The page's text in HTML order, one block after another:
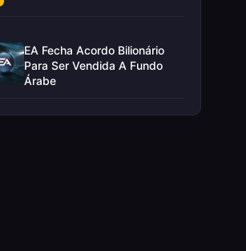
EA Fecha Acordo Bilionário
Para Ser Vendida A Fundo
Árabe